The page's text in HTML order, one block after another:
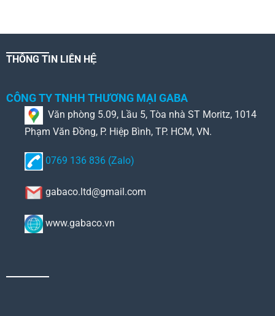
THÔNG TIN LIÊN HỆ
CÔNG TY TNHH THƯƠNG MẠI GABA
Văn phòng 5.09, Lầu 5, Tòa nhà ST Moritz, 1014
Phạm Văn Đồng, P. Hiệp Bình, TP. HCM, VN.
0769 136 836 (Zalo)
gabaco.ltd@gmail.com
www.gabaco.vn